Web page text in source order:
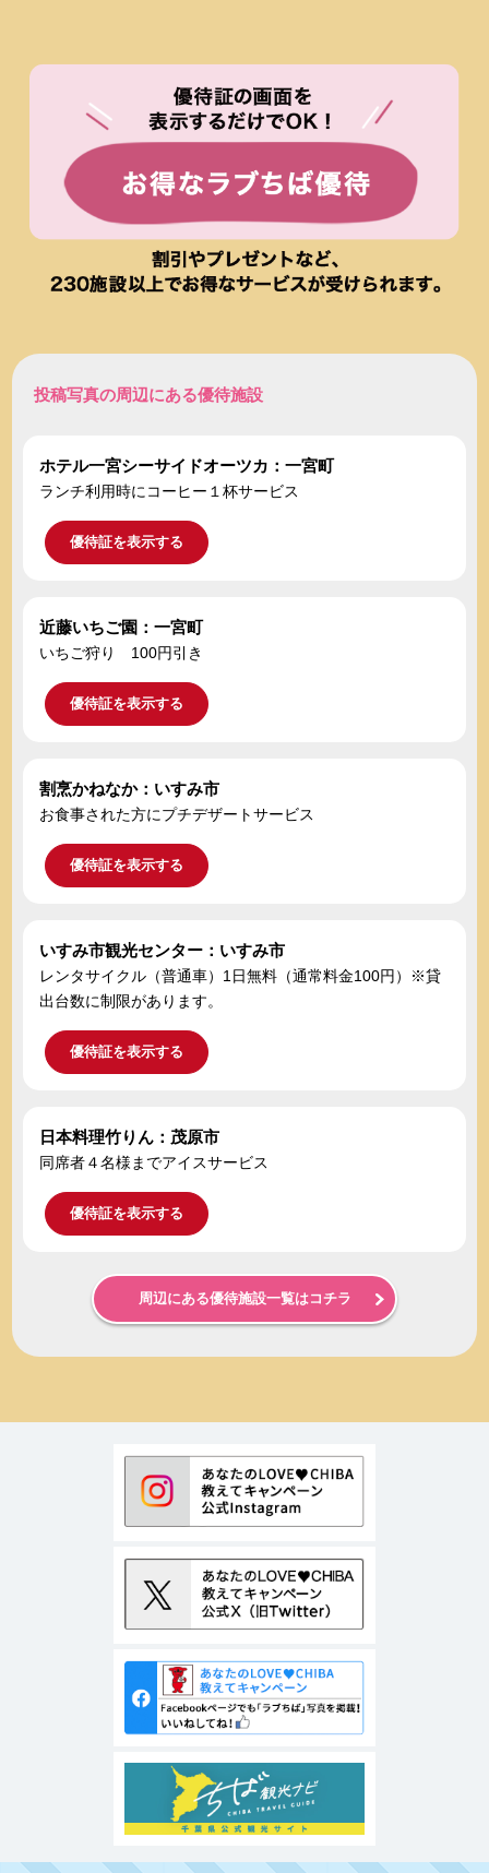
投稿写真の周辺にある優待施設
ホテル一宮シーサイドオーツカ：一宮町
ランチ利用時にコーヒー１杯サービス
優待証を表示する
近藤いちご園：一宮町
いちご狩り 100円引き
優待証を表示する
割烹かねなか：いすみ市
お食事された方にプチデザートサービス
優待証を表示する
いすみ市観光センター：いすみ市
レンタサイクル（普通車）1日無料（通常料金100円）※貸
出台数に制限があります。
優待証を表示する
日本料理竹りん：茂原市
同席者４名様までアイスサービス
優待証を表示する
周辺にある優待施設一覧はコチラ